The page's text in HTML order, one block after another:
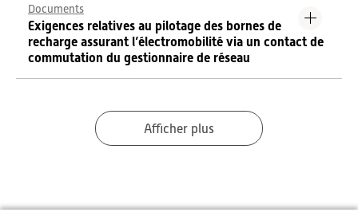
Documents
Exigences relatives au pilotage des bornes de
recharge assurant l’électromobilité via un contact de
commutation du gestionnaire de réseau
Afficher plus